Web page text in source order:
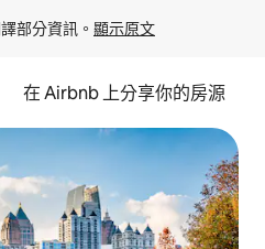
部分資訊。 顯示原文
在 Airbnb 上分享你的房源